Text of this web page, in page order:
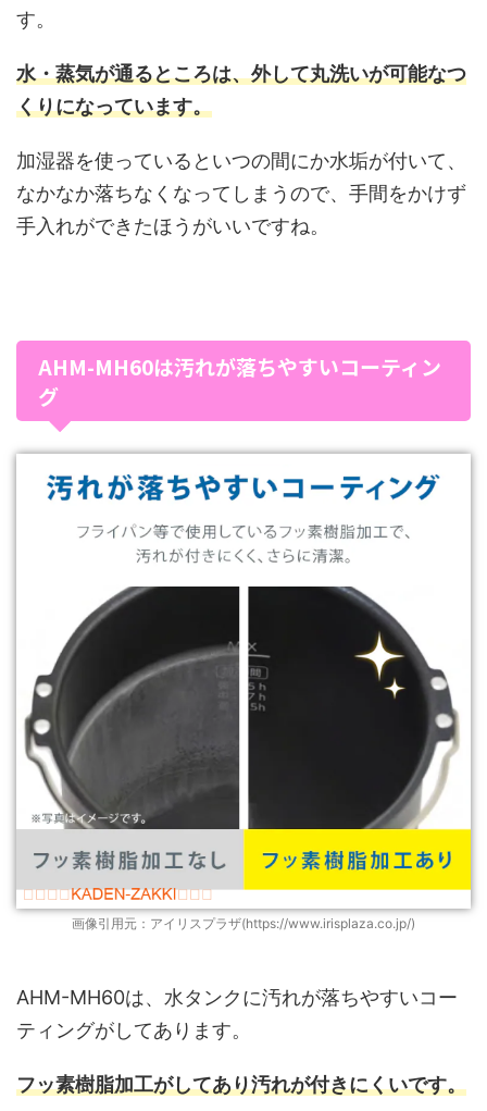
す。
水・蒸気が通るところは、外して丸洗いが可能なつ
くりになっています。
加湿器を使っているといつの間にか水垢が付いて、
なかなか落ちなくなってしまうので、手間をかけず
手入れができたほうがいいですね。
AHM-MH60は汚れが落ちやすいコーティン
グ
画像引用元：アイリスプラザ(https://www.irisplaza.co.jp/)
AHM-MH60は、水タンクに汚れが落ちやすいコー
ティングがしてあります。
フッ素樹脂加工がしてあり汚れが付きにくいです。